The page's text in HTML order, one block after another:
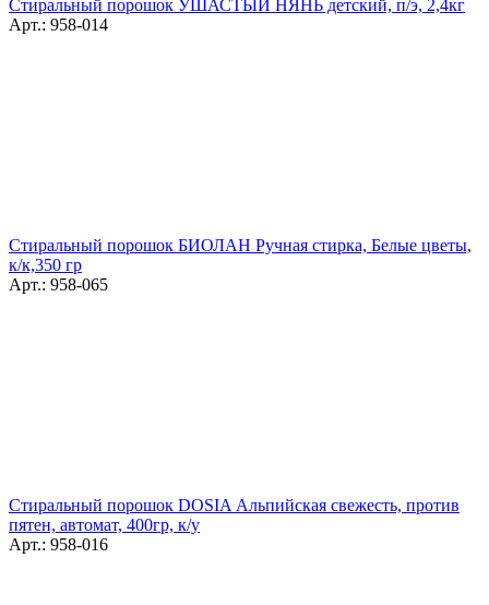
Стиральный порошок УШАСТЫЙ НЯНЬ детский, п/э, 2,4кг
Арт.: 958-014
Стиральный порошок БИОЛАН Ручная стирка, Белые цветы,
к/к,350 гр
Арт.: 958-065
Стиральный порошок DOSIA Альпийская свежесть, против
пятен, автомат, 400гр, к/у
Арт.: 958-016